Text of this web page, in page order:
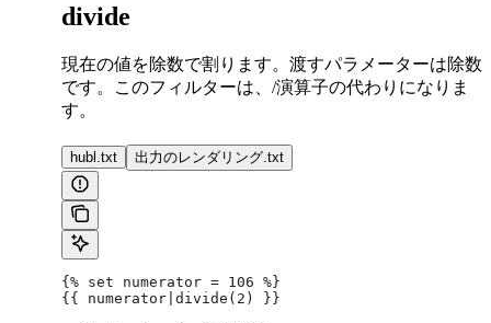
divide
現在の値を除数で割ります。渡すパラメーターは除数
です。このフィルターは、/演算子の代わりになりま
す。
hubl.txt 出力のレンダリング.txt
{% set numerator = 106 %}
{{ numerator|divide(2) }}